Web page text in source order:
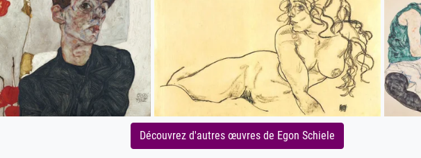
Découvrez d'autres œuvres de Egon Schiele